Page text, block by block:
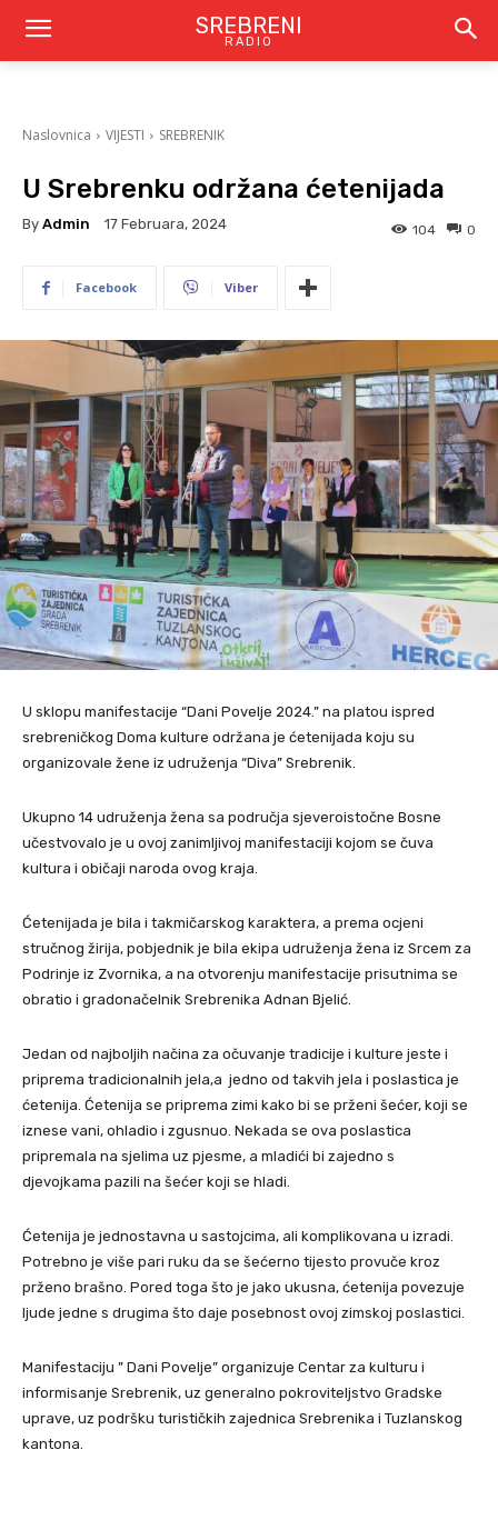
SREBRENI
RADIO
Naslovnica VIJESTI SREBRENIK
U Srebrenku održana ćetenijada
By Admin 17 Februara, 2024 0
104
Facebook Viber
U sklopu manifestacije “Dani Povelje 2024.” na platou ispred
srebreničkog Doma kulture održana je ćetenijada koju su
organizovale žene iz udruženja “Diva” Srebrenik.
Ukupno 14 udruženja žena sa područja sjeveroistočne Bosne
učestvovalo je u ovoj zanimljivoj manifestaciji kojom se čuva
kultura i običaji naroda ovog kraja.
Ćetenijada je bila i takmičarskog karaktera, a prema ocjeni
stručnog žirija, pobjednik je bila ekipa udruženja žena iz Srcem za
Podrinje iz Zvornika, a na otvorenju manifestacije prisutnima se
obratio i gradonačelnik Srebrenika Adnan Bjelić.
Jedan od najboljih načina za očuvanje tradicije i kulture jeste i
priprema tradicionalnih jela,a jedno od takvih jela i poslastica je
ćetenija. Ćetenija se priprema zimi kako bi se prženi šećer, koji se
iznese vani, ohladio i zgusnuo. Nekada se ova poslastica
pripremala na sjelima uz pjesme, a mladići bi zajedno s
djevojkama pazili na šećer koji se hladi.
Ćetenija je jednostavna u sastojcima, ali komplikovana u izradi.
Potrebno je više pari ruku da se šećerno tijesto provuče kroz
prženo brašno. Pored toga što je jako ukusna, ćetenija povezuje
ljude jedne s drugima što daje posebnost ovoj zimskoj poslastici.
Manifestaciju ” Dani Povelje” organizuje Centar za kulturu i
informisanje Srebrenik, uz generalno pokroviteljstvo Gradske
uprave, uz podršku turističkih zajednica Srebrenika i Tuzlanskog
kantona.